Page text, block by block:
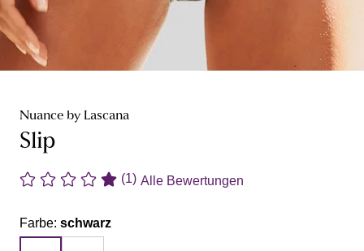
Nuance by Lascana
Slip
(1) Alle Bewertungen
Farbe: schwarz